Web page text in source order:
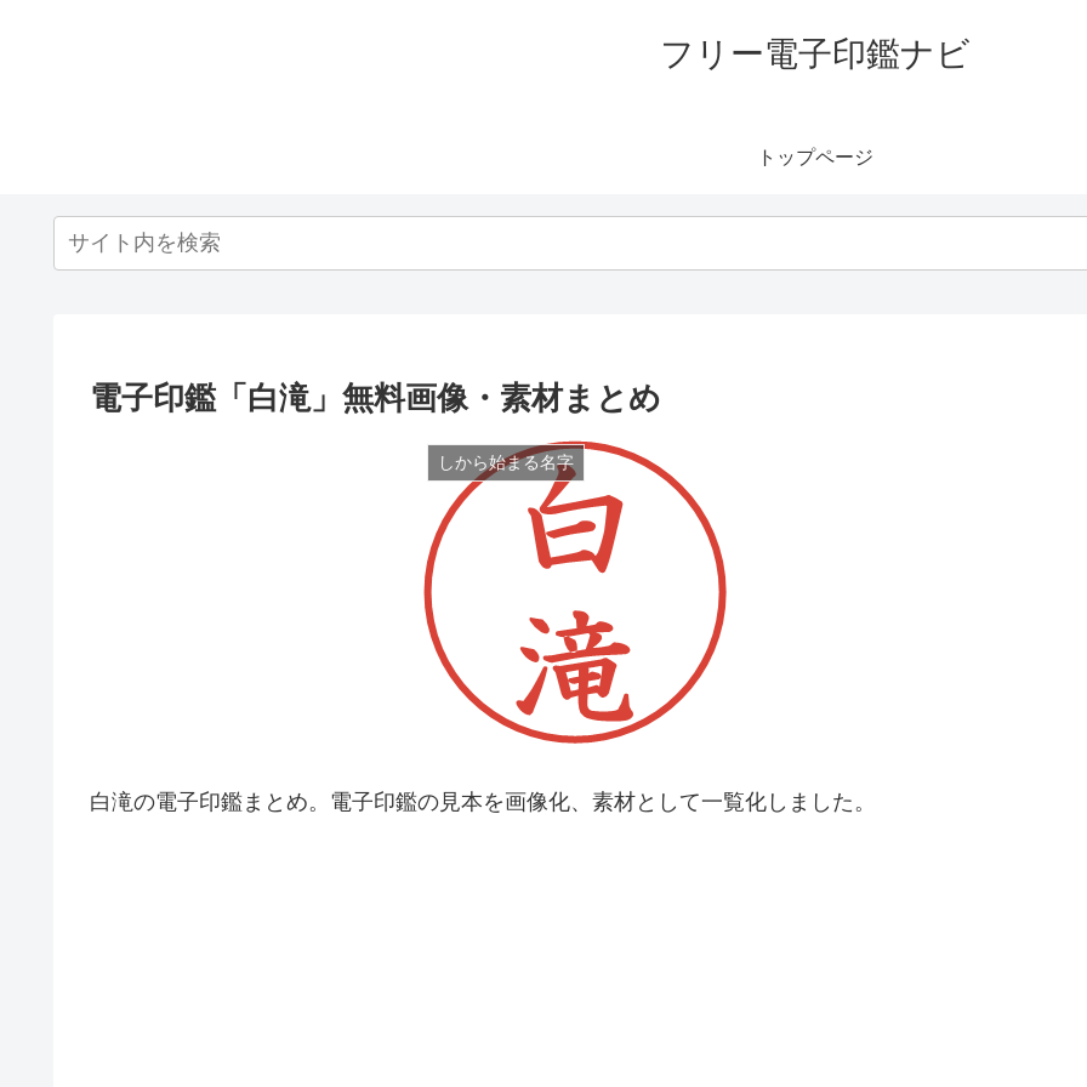
フリー電子印鑑ナビ
トップページ
電子印鑑「白滝」無料画像・素材まとめ
しから始まる名字
白滝の電子印鑑まとめ。電子印鑑の見本を画像化、素材として一覧化しました。